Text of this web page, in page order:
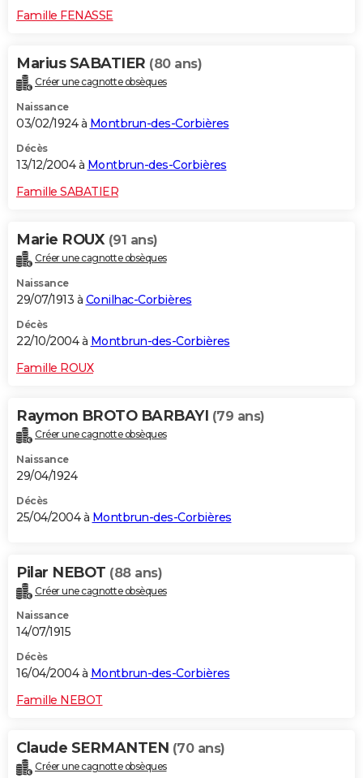
Famille FENASSE
Marius SABATIER (80 ans)
Créer une cagnotte obsèques
Naissance
03/02/1924 à Montbrun-des-Corbières
Décès
13/12/2004 à Montbrun-des-Corbières
Famille SABATIER
Marie ROUX (91 ans)
Créer une cagnotte obsèques
Naissance
29/07/1913 à Conilhac-Corbières
Décès
22/10/2004 à Montbrun-des-Corbières
Famille ROUX
Raymon BROTO BARBAYI (79 ans)
Créer une cagnotte obsèques
Naissance
29/04/1924
Décès
25/04/2004 à Montbrun-des-Corbières
Pilar NEBOT (88 ans)
Créer une cagnotte obsèques
Naissance
14/07/1915
Décès
16/04/2004 à Montbrun-des-Corbières
Famille NEBOT
Claude SERMANTEN (70 ans)
Créer une cagnotte obsèques